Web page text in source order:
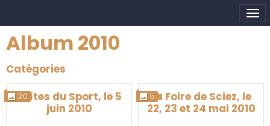
Album 2010
Catégories
20
Faîtes du Sport, le 5
juin 2010
5
La Foire de Sciez, le
22, 23 et 24 mai 2010